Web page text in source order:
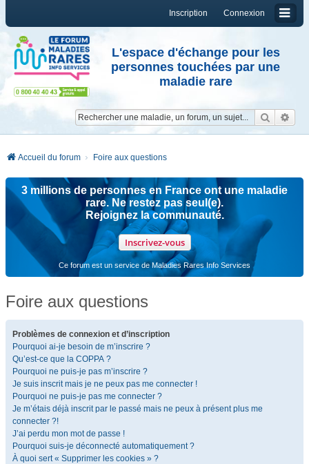
Connexion
Inscription
L'espace d'échange pour les
personnes touchées par une
maladie rare
Accueil du forum Foire aux questions
3 millions de personnes en France ont une maladie
rare. Ne restez pas seul(e).
Rejoignez la communauté.
Inscrivez-vous
Ce forum est un service de Maladies Rares Info Services
Foire aux questions
Problèmes de connexion et d’inscription
Pourquoi ai-je besoin de m’inscrire ?
Qu’est-ce que la COPPA ?
Pourquoi ne puis-je pas m’inscrire ?
Je suis inscrit mais je ne peux pas me connecter !
Pourquoi ne puis-je pas me connecter ?
Je m’étais déjà inscrit par le passé mais ne peux à présent plus me
connecter ?!
J’ai perdu mon mot de passe !
Pourquoi suis-je déconnecté automatiquement ?
À quoi sert « Supprimer les cookies » ?